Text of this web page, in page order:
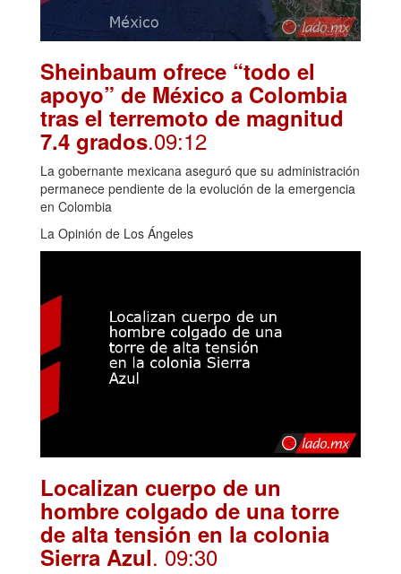
Sheinbaum ofrece “todo el
apoyo” de México a Colombia
tras el terremoto de magnitud
7.4 grados.09:12
La gobernante mexicana aseguró que su administración
permanece pendiente de la evolución de la emergencia
en Colombia
La Opinión de Los Ángeles
Localizan cuerpo de un
hombre colgado de una torre
de alta tensión en la colonia
Sierra Azul. 09:30